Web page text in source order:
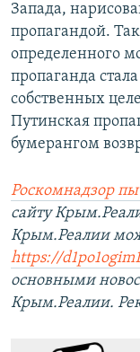
Запада,
пропагандой.
определенного
пропаганда
собственных
Путинская
бумерангом
Роскомнадзор
сайту
Крым.Реалии
https://
основными
Крым.Реалии.